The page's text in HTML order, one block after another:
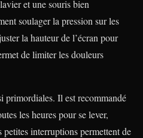
et une souris bien
soulager la pression sur les
la hauteur de l’écran pour
de limiter les douleurs
primordiales. Il est recommandé
les heures pour se lever,
petites interruptions permettent de